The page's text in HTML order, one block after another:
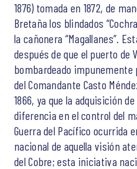
1876) tomada en 1872, de
Bretaña los blindados
la cañonera “Magallanes”.
después de que el puerto de
bombardeado impunemente
del Comandante Casto
1866, ya que la adquisición
diferencia en el control del
Guerra del Pacífico ocurrida
nacional de aquella visión
del Cobre; esta iniciativa